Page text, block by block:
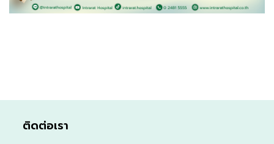
ติดต่อเรา